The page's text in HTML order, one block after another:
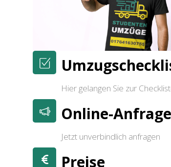
Hier gelangen Sie zur
Online-Anfrage
Jetzt unverbindlich anfragen
Preise